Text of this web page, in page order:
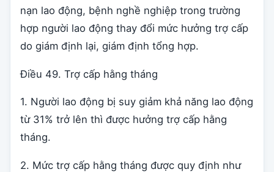
nạn lao động, bệnh nghề nghiệp trong trường
hợp người lao động thay đổi mức hưởng trợ cấp
do giám định lại, giám định tổng hợp.
Điều 49. Trợ cấp hằng tháng
1. Người lao động bị suy giảm khả năng lao động
từ 31% trở lên thì được hưởng trợ cấp hằng
tháng.
2. Mức trợ cấp hằng tháng được quy định như